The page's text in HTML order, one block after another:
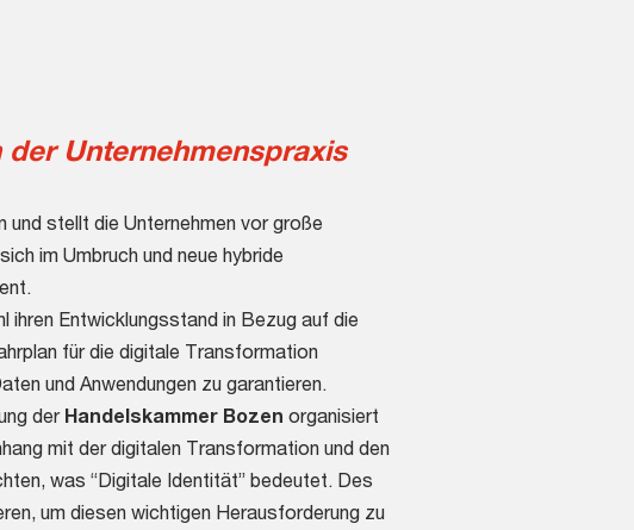
Unternehmenspraxis
stellt die Unternehmen vor große
im Umbruch und neue hybride
ihren Entwicklungsstand in Bezug auf die
für die digitale Transformation
und Anwendungen zu garantieren.
der Handelskammer Bozen organisiert
mit der digitalen Transformation und den
was “Digitale Identität” bedeutet. Des
um diesen wichtigen Herausforderung zu